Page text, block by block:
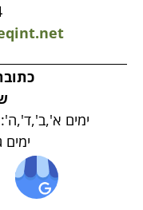
כתובת
ימים א',ב',ד',ה': 09:00-13:00 16:00-19:00
ימים ג',ו':